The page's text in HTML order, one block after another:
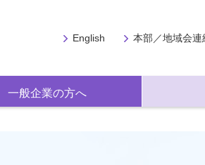
一般企業の方へ
English 本部／地域会連